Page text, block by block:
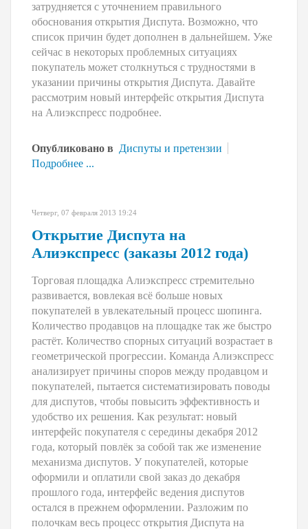
затрудняется с уточнением правильного
обоснования открытия Диспута. Возможно, что
список причин будет дополнен в дальнейшем. Уже
сейчас в некоторых проблемных ситуациях
покупатель может столкнуться с трудностями в
указании причины открытия Диспута. Давайте
рассмотрим новый интерфейс открытия Диспута
на Алиэкспресс подробнее.
Опубликовано в Диспуты и претензии
Подробнее ...
Четверг, 07 февраля 2013 19:24
Открытие Диспута на
Алиэкспресс (заказы 2012 года)
Торговая площадка Алиэкспресс стремительно
развивается, вовлекая всё больше новых
покупателей в увлекательный процесс шопинга.
Количество продавцов на площадке так же быстро
растёт. Количество спорных ситуаций возрастает в
геометрической прогрессии. Команда Алиэкспресс
анализирует причины споров между продавцом и
покупателей, пытается систематизировать поводы
для диспутов, чтобы повысить эффективность и
удобство их решения. Как результат: новый
интерфейс покупателя с середины декабря 2012
года, который повлёк за собой так же изменение
механизма диспутов. У покупателей, которые
оформили и оплатили свой заказ до декабря
прошлого года, интерфейс ведения диспутов
остался в прежнем оформлении. Разложим по
полочкам весь процесс открытия Диспута на